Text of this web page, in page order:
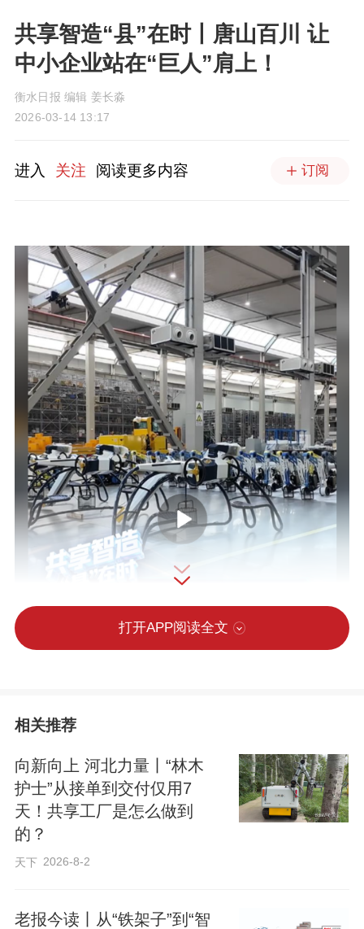
共享智造“县”在时丨唐山百川 让
中小企业站在“巨人”肩上！
衡水日报 编辑 姜长淼
2026-03-14 13:17
进入 关注 阅读更多内容 订阅
视频链接：
打开APP阅读全文
相关推荐
向新向上 河北力量丨“林木
护士”从接单到交付仅用7
天！共享工厂是怎么做到
的？
天下 2026-8-2
老报今读丨从“铁架子”到“智